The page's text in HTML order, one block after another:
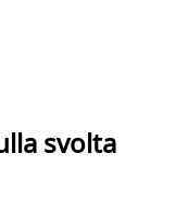
svolta